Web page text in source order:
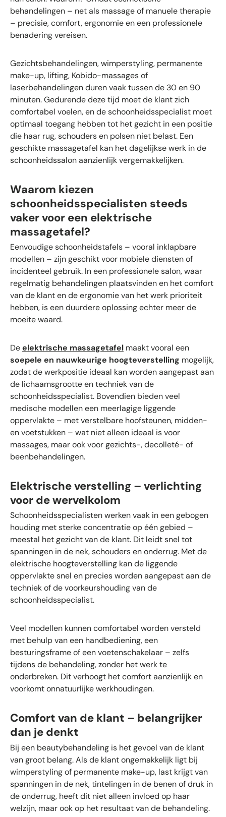
behandelingen – net als massage of manuele therapie
– precisie, comfort, ergonomie en een professionele
benadering vereisen.
Gezichtsbehandelingen, wimperstyling, permanente
make-up, lifting, Kobido-massages of
laserbehandelingen duren vaak tussen de 30 en 90
minuten. Gedurende deze tijd moet de klant zich
comfortabel voelen, en de schoonheidsspecialist moet
optimaal toegang hebben tot het gezicht in een positie
die haar rug, schouders en polsen niet belast. Een
geschikte massagetafel kan het dagelijkse werk in de
schoonheidssalon aanzienlijk vergemakkelijken.
Waarom kiezen
schoonheidsspecialisten steeds
vaker voor een elektrische
massagetafel?
Eenvoudige schoonheidstafels – vooral inklapbare
modellen – zijn geschikt voor mobiele diensten of
incidenteel gebruik. In een professionele salon, waar
regelmatig behandelingen plaatsvinden en het comfort
van de klant en de ergonomie van het werk prioriteit
hebben, is een duurdere oplossing echter meer de
moeite waard.
Deelektrische massagetafel maakt vooral een
soepele en nauwkeurige hoogteverstelling mogelijk,
zodat de werkpositie ideaal kan worden aangepast aan
de lichaamsgrootte en techniek van de
schoonheidsspecialist. Bovendien bieden veel
medische modellen een meerlagige liggende
oppervlakte – met verstelbare hoofsteunen, midden-
en voetstukken – wat niet alleen ideaal is voor
massages, maar ook voor gezichts-, decolleté- of
beenbehandelingen.
Elektrische verstelling – verlichting
voor de wervelkolom
Schoonheidsspecialisten werken vaak in een gebogen
houding met sterke concentratie op één gebied –
meestal het gezicht van de klant. Dit leidt snel tot
spanningen in de nek, schouders en onderrug. Met de
elektrische hoogteverstelling kan de liggende
oppervlakte snel en precies worden aangepast aan de
techniek of de voorkeurshouding van de
schoonheidsspecialist.
Veel modellen kunnen comfortabel worden versteld
met behulp van een handbediening, een
besturingsframe of een voetenschakelaar – zelfs
tijdens de behandeling, zonder het werk te
onderbreken. Dit verhoogt het comfort aanzienlijk en
voorkomt onnatuurlijke werkhoudingen.
Comfort van de klant – belangrijker
dan je denkt
Bij een beautybehandeling is het gevoel van de klant
van groot belang. Als de klant ongemakkelijk ligt bij
wimperstyling of permanente make-up, last krijgt van
spanningen in de nek, tintelingen in de benen of druk in
de onderrug, heeft dit niet alleen invloed op haar
welzijn, maar ook op het resultaat van de behandeling.